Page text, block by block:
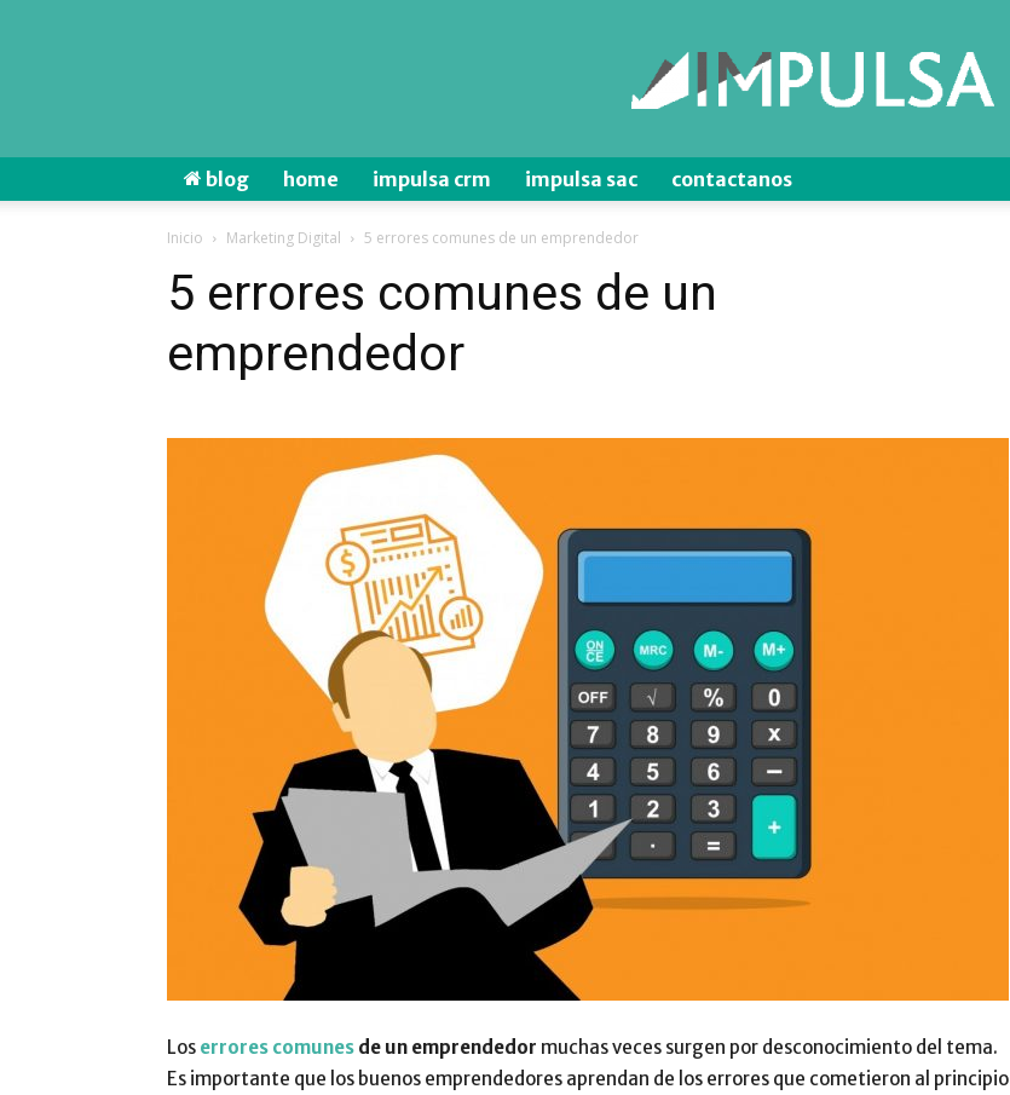
blog home impulsa crm impulsa sac contactanos
Inicio Marketing Digital 5 errores comunes de un emprendedor
5 errores comunes de un
emprendedor
Los errores comunes de un emprendedor muchas veces surgen por desconocimiento del tema.
Es importante que los buenos emprendedores aprendan de los errores que cometieron al principio